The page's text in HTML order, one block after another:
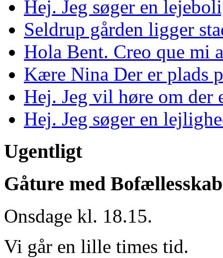
Hej. Jeg søger en
Seldrup gården ligger
Hola Bent. Creo que mi
Kære Nina Der er plads
Hej. Jeg vil høre om der
Hej. Jeg søger en
Ugentligt
Gåture med
Onsdage kl. 18.15.
Vi går en lille times tid.